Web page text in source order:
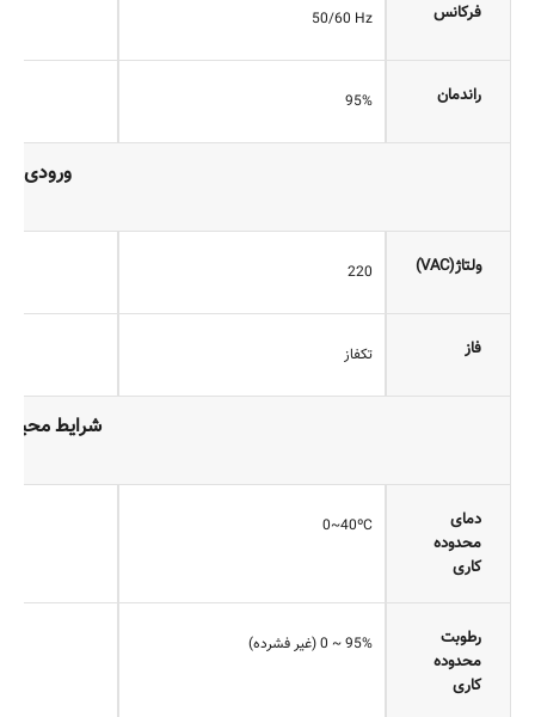
فرکانس 50/60 Hz
راندمان 95%
ورودی
ولتاژ(VAC) 220
فاز تکفاز
شرایط
دمای
محدوده
کاری
0~40ºC
رطوبت
محدوده
کاری
95% ~ 0 (غیر فشرده)